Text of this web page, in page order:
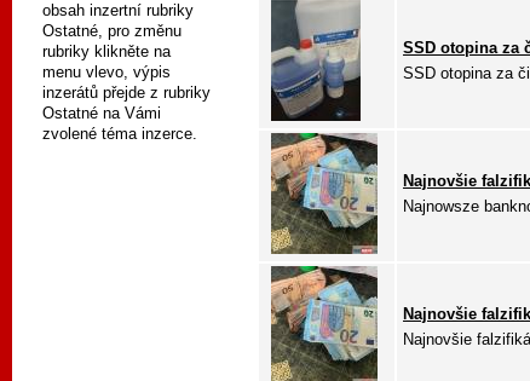
obsah inzertní rubriky
Ostatné, pro změnu
rubriky klikněte na
menu vlevo, výpis
inzerátů přejde z rubriky
Ostatné na Vámi
zvolené téma inzerce.
SSD otopina za
SSD otopina za
Najnovšie
Najnowsze
Najnovšie
Najnovšie